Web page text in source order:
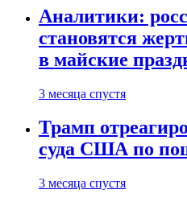
Аналитики:
становятся
в майские
3 месяца спустя
Трамп
суда США по
3 месяца спустя